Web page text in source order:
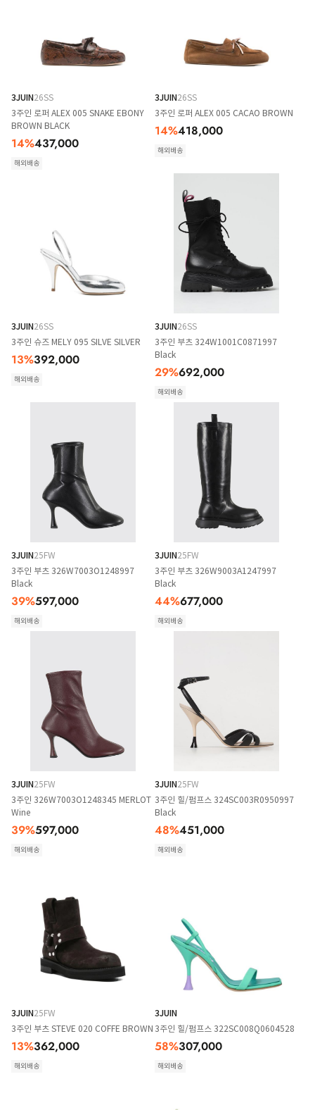
3JUIN26SS
3주인 로퍼 ALEX 005 SNAKE EBONY
BROWN BLACK
14%437,000
해외배송
3JUIN26SS
3주인 로퍼 ALEX 005 CACAO BROWN
14%418,000
해외배송
3JUIN26SS
3주인 슈즈 MELY 095 SILVE SILVER
13%392,000
해외배송
3JUIN26SS
3주인 부츠 324W1001C0871997
Black
29%692,000
해외배송
3JUIN25FW
3주인 부츠 326W7003O1248997
Black
39%597,000
해외배송
3JUIN25FW
3주인 부츠 326W9003A1247997
Black
44%677,000
해외배송
3JUIN25FW
3주인 326W7003O1248345 MERLOT
Wine
39%597,000
해외배송
3JUIN25FW
3주인 힐/펌프스 324SC003R0950997
Black
48%451,000
해외배송
3JUIN25FW
3주인 부츠 STEVE 020 COFFE BROWN
13%362,000
해외배송
3JUIN
3주인 힐/펌프스 322SC008Q0604528
58%307,000
해외배송